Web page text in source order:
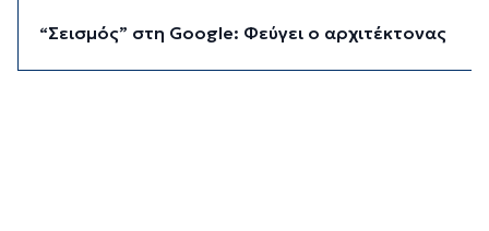
“Σεισμός” στη Google: Φεύγει ο αρχιτέκτονας